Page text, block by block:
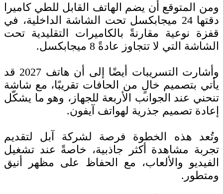
ومن المتوقع أن يضم الهاتف القابل للطي كاميرا
دقتها 24 ميجابكسل تحت الشاشة الداخلية، في
قفزة نوعية مقارنةً بالكاميرات التقليدية تحت
الشاشة التي لا تتجاوز عادةً 8 ميجابكسل.
وأشارت التسريبات أيضًا إلى أن هاتف 2027 قد
يأتي بتصميم خالٍ من الحافات تقريبًا، مع شاشة
تنحني عند الجوانب الأربعة للجهاز، وهو ما يشكّل
إعادة تصميم جذرية لهواتف آيفون.
وتُعد هذه الخطوة فرصة لشركة آبل لتقديم
تجربة مشاهدة أكثر جاذبية، خاصةً عند تشغيل
الفيديو والألعاب، مع الحفاظ على مظهر أنيق
ومتطور.